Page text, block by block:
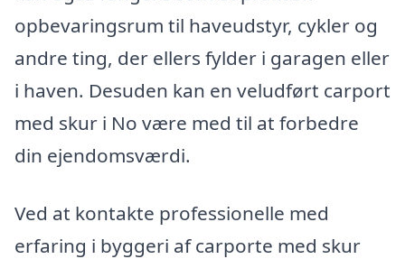
opbevaringsrum til haveudstyr, cykler og
andre ting, der ellers fylder i garagen eller
i haven. Desuden kan en veludført carport
med skur i No være med til at forbedre
din ejendomsværdi.
Ved at kontakte professionelle med
erfaring i byggeri af carporte med skur